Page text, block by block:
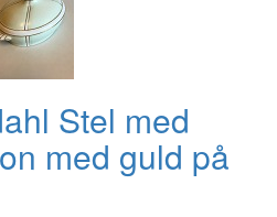
Stel med
med guld på